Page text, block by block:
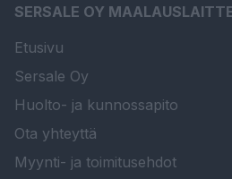
SERSALE OY
Etusivu
Sersale Oy
Huolto- ja kunnossapito
Ota yhteyttä
Myynti- ja toimitusehdot